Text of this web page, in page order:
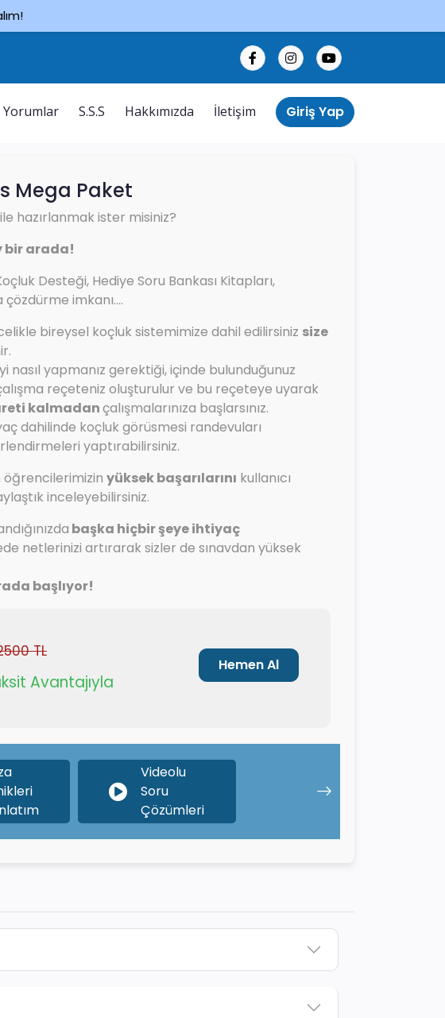
Yorumlar S.S.S Hakkımızda İletişim Giriş Yap
Mega Paket
hazırlanmak ister misiniz?
bir arada!
Desteği, Hediye Soru Bankası Kitapları,
imkanı....
bireysel koçluk sistemimize dahil edilirsiniz size
nasıl yapmanız gerektiği, içinde bulunduğunuz
reçeteniz oluşturulur ve bu reçeteye uyarak
kalmadançalışmalarınıza başlarsınız.
dahilinde koçluk görüsmesi randevuları
yaptırabilirsiniz.
yüksek başarılarını kullanıcı
inceleyebilirsiniz.
başka hiçbir şeye ihtiyaç
netlerinizi artırarak sizler de sınavdan yüksek
başlıyor!
TL
Avantajıyla
Hemen Al
Videolu
Soru
Çözümleri